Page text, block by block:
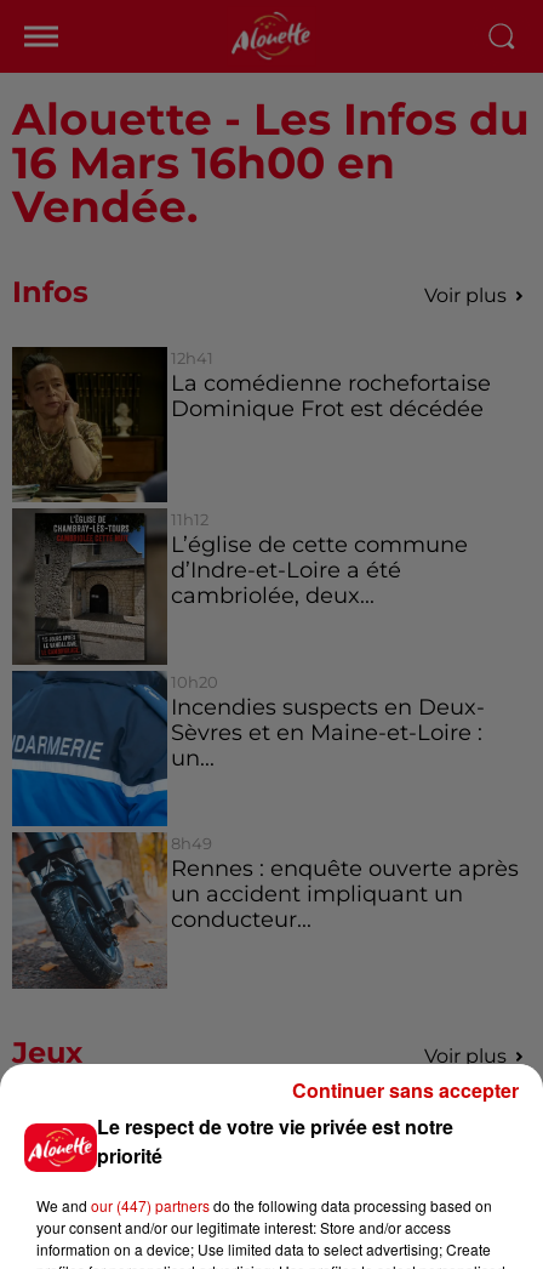
Alouette - Les Infos du
16 Mars 16h00 en
Vendée.
Infos Voir plus
12h41
La comédienne rochefortaise
Dominique Frot est décédée
11h12
L’église de cette commune
d’Indre-et-Loire a été
cambriolée, deux...
10h20
Incendies suspects en Deux-
Sèvres et en Maine-et-Loire :
un...
8h49
Rennes : enquête ouverte après
un accident impliquant un
conducteur...
Jeux Voir plus
Gagnez vos places pour le
festival Marché Gourmand 2026
Le respect de votre vie privée est notre
priorité
We and our (447) partnersdo the following data processing based on
your consent and/or our legitimate interest: Store and/or access
information on a device; Use limited data to select advertising; Create
Continuer sans accepter